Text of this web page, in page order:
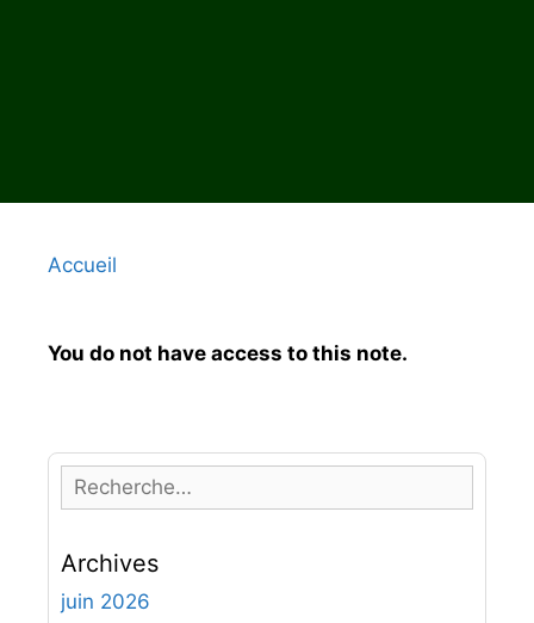
Accueil
You do not have access to this note.
e
h
e
Archives
juin 2026